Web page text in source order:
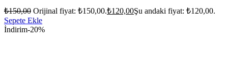
₺150,00 Orijinal fiyat: ₺150,00.₺120,00Şu andaki fiyat: ₺120,00.
Sepete Ekle
İndirim-20%